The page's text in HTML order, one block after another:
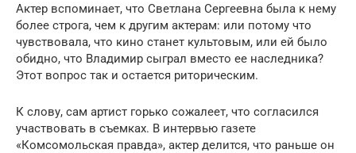
Актер вспоминает, что Светлана Сергеевна была к нему
более строга, чем к другим актерам: или потому что
чувствовала, что кино станет культовым, или ей было
обидно, что Владимир сыграл вместо ее наследника?
Этот вопрос так и остается риторическим.
К слову, сам артист горько сожалеет, что согласился
участвовать в съемках. В интервью газете
«Комсомольская правда», актер делится, что раньше он